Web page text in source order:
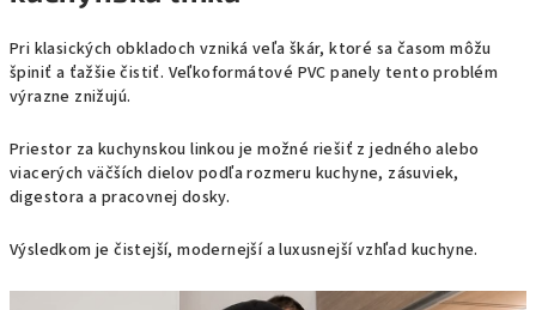
Pri klasických obkladoch vzniká veľa škár, ktoré sa časom môžu
špiniť a ťažšie čistiť. Veľkoformátové PVC panely tento problém
výrazne znižujú.
Priestor za kuchynskou linkou je možné riešiť z jedného alebo
viacerých väčších dielov podľa rozmeru kuchyne, zásuviek,
digestora a pracovnej dosky.
Výsledkom je čistejší, modernejší a luxusnejší vzhľad kuchyne.